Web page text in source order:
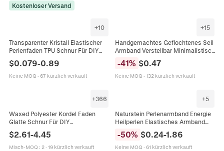
Kostenloser Versand
+10
Transparenter Kristall Elastischer
Perlenfaden TPU Schnur Für DIY
Armband Halskette
Schmuckherstellung Hohe
Dehnung Starker Faden
$0.079-0.89
Keine MOQ · 67 kürzlich verkauft
+15
Handgemachtes Geflochtenes Seil
Armband Verstellbar Minimalistisch
Nautischer Stil Legierung Schnalle
Gewebtes Armband Für Damen
Herren Geschenk
-41% $0.47
Keine MOQ · 132 kürzlich verkauft
+366
Waxed Polyester Kordel Faden
Glatte Schnur Für DIY
Schmuckherstellung Armband
Halskette Weben Bunte
Bastelprojekte
$2.61-4.45
Misch-MOQ : 2· 19 kürzlich verkauft
+5
Naturstein Perlenarmband Energie
Heilperlen Elastisches Armband
Für Damen Herren Täglich Lässig
Schmuck Geschenk
-50% $0.24-1.86
Keine MOQ · 61 kürzlich verkauft